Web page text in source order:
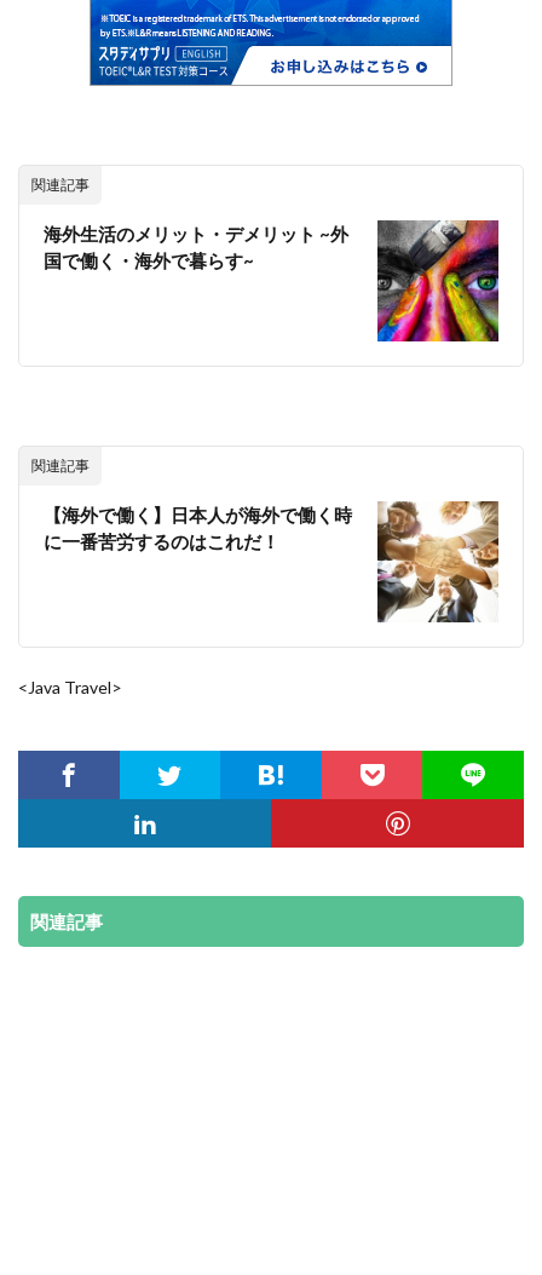
関連記事
海外生活のメリット・デメリット ~外
国で働く・海外で暮らす~
関連記事
【海外で働く】日本人が海外で働く時
に一番苦労するのはこれだ！
<Java Travel>
関連記事